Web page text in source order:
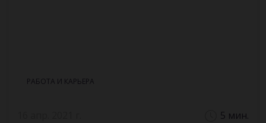
РАБОТА И КАРЬЕРА
5 мин.